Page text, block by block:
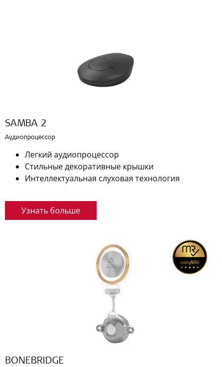
SAMBA 2
Аудиопроцессор
Легкий аудиопроцессор
Стильные декоративные крышки
Интеллектуальная слуховая технология
Узнать больше
BONEBRIDGE